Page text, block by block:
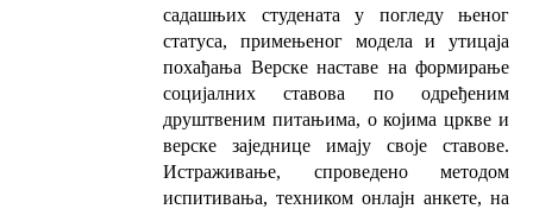
садашњих студената у погледу њеног
статуса, примењеног модела и утицаја
похађања Верске наставе на формирање
социјалних ставова по одређеним
друштвеним питањима, о којима цркве и
верске заједнице имају своје ставове.
Истраживање, спроведено методом
испитивања, техником онлајн анкете, на